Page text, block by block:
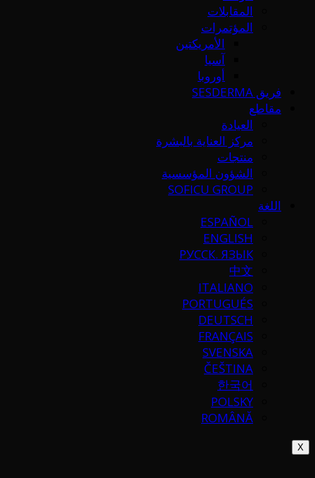
المقابلات
المؤتمرات
الأمريكتين
آسيا
أوروبا
فريق SESDERMA
مقاطع
العيادة
مركز العناية بالبشرة
منتجات
الشؤون المؤسسية
SOFICU GROUP
اللغة
ESPAÑOL
ENGLISH
РУССК. ЯЗЫК
中文
ITALIANO
PORTUGUÉS
DEUTSCH
FRANÇAIS
SVENSKA
ČEŠTINA
한국어
POLSKY
ROMÂNĂ
X